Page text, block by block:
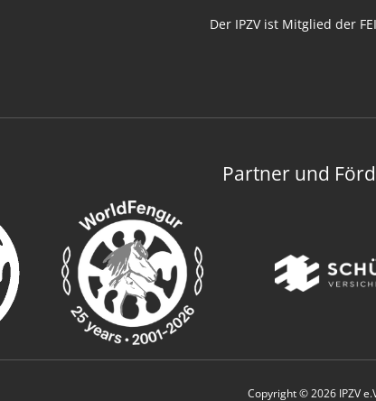
Der IPZV ist Mitglied der
Partner und
Copyright © 2026 IPZV